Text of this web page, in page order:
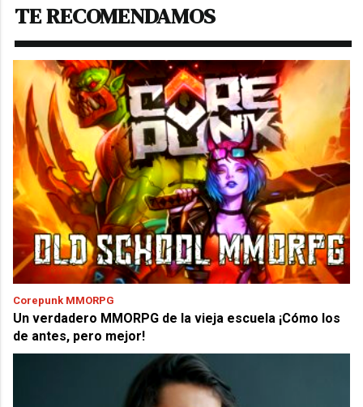
TE RECOMENDAMOS
Corepunk MMORPG
Un verdadero MMORPG de la vieja escuela ¡Cómo los
de antes, pero mejor!